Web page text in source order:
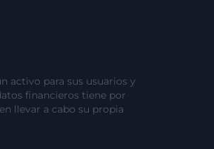
activo para sus usuarios y
financieros tiene por
llevar a cabo su propia